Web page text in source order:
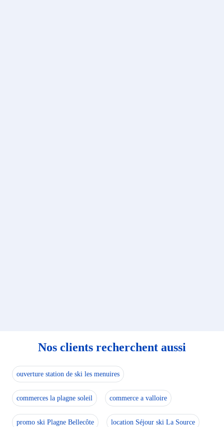
Nos clients recherchent aussi
ouverture station de ski les menuires
commerces la plagne soleil commerce a valloire
promo ski Plagne Bellecôte location Séjour ski La Source